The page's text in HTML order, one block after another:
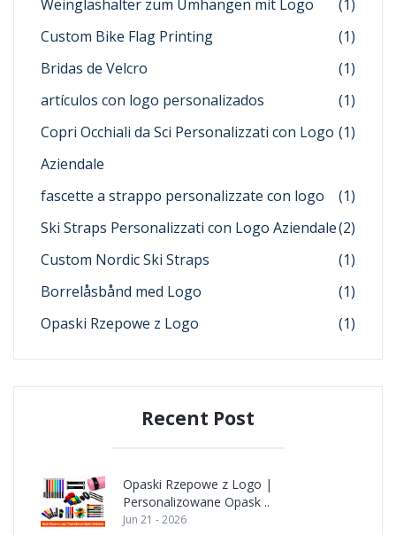
Weinglashalter zum Umhängen mit Logo
(1)
Custom Bike Flag Printing
(1)
Bridas de Velcro
(1)
artículos con logo personalizados
(1)
Copri Occhiali da Sci Personalizzati con Logo
Aziendale
(1)
fascette a strappo personalizzate con logo
(1)
Ski Straps Personalizzati con Logo Aziendale(2)
Custom Nordic Ski Straps
(1)
Borrelåsbånd med Logo
(1)
Opaski Rzepowe z Logo
(1)
Recent Post
Opaski Rzepowe z Logo |
Personalizowane Opask ..
Jun 21 - 2026